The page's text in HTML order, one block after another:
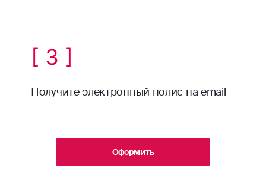
[ 3 ]
Получите электронный полис на email
Оформить